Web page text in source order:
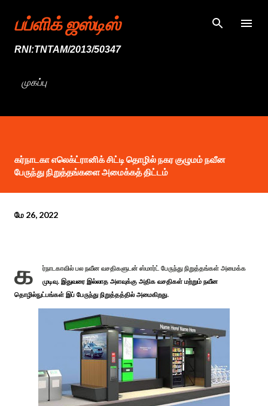
முதன்மை உள்ளடக்கத்திற்குச் செல்
பப்ளிக் ஜஸ்டிஸ்
RNI:TNTAM/2013/50347
முகப்பு
கர்நாடகா எலெக்ட்ரானிக் சிட்டி தொழில் நகர குழுமம் நவீன
பேருந்து நிறுத்தங்களை அமைக்கத் திட்டம்
மே 26, 2022
க
ர்நாடகாவில் பல நவீன வசதிகளுடன் ஸ்மார்ட் பேருந்து நிறுத்தங்கள் அமைக்க
முடிவு. இதுவரை இல்லாத அளவுக்கு அதிக வசதிகள் மற்றும் நவீன
தொழில்நுட்பங்கள் இப் பேருந்து நிறுத்தத்தில் அமைகிறது.